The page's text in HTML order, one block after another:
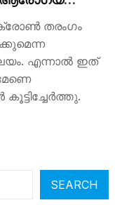
തരംഗം
എന്നാൽ ഇത്
SEARCH